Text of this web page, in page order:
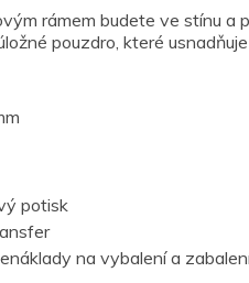
rámem budete ve stínu
pouzdro, které
potisk
na vybalení a